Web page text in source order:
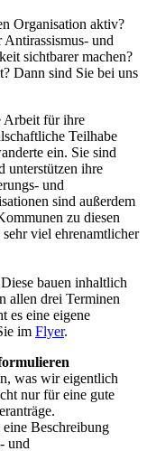
Organisation aktiv?
und
sichtbarer machen?
Dann sind Sie bei uns
Arbeit für ihre
Teilhabe
ein. Sie sind
unterstützen ihre
und
sind außerdem
zu diesen
viel ehrenamtlicher
bauen inhaltlich
allen drei Terminen
es eine eigene
im Flyer.
was wir eigentlich
nur für eine gute
Beschreibung
und